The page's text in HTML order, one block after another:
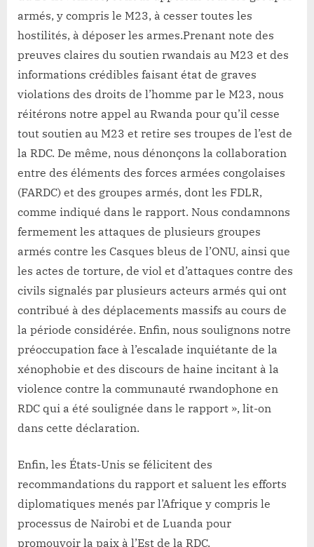
armés, y compris le M23, à cesser toutes les
hostilités, à déposer les armes.Prenant note des
preuves claires du soutien rwandais au M23 et des
informations crédibles faisant état de graves
violations des droits de l’homme par le M23, nous
réitérons notre appel au Rwanda pour qu’il cesse
tout soutien au M23 et retire ses troupes de l’est de
la RDC. De même, nous dénonçons la collaboration
entre des éléments des forces armées congolaises
(FARDC) et des groupes armés, dont les FDLR,
comme indiqué dans le rapport. Nous condamnons
fermement les attaques de plusieurs groupes
armés contre les Casques bleus de l’ONU, ainsi que
les actes de torture, de viol et d’attaques contre des
civils signalés par plusieurs acteurs armés qui ont
contribué à des déplacements massifs au cours de
la période considérée. Enfin, nous soulignons notre
préoccupation face à l’escalade inquiétante de la
xénophobie et des discours de haine incitant à la
violence contre la communauté rwandophone en
RDC qui a été soulignée dans le rapport », lit-on
dans cette déclaration.
Enfin, les États-Unis se félicitent des
recommandations du rapport et saluent les efforts
diplomatiques menés par l’Afrique y compris le
processus de Nairobi et de Luanda pour
promouvoir la paix à l’Est de la RDC.